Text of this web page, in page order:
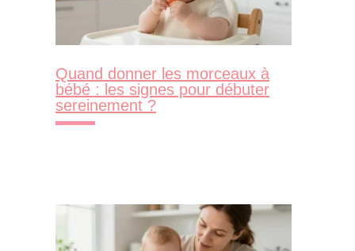
Quand donner les morceaux à
bébé : les signes pour débuter
sereinement ?